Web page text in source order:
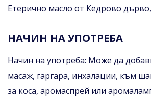
Етерично масло от Кедрово
НАЧИН НА УПОТРЕБА
Начин на употреба: Може да
масаж, гаргара, инхалации, към
за коса, аромаспрей или